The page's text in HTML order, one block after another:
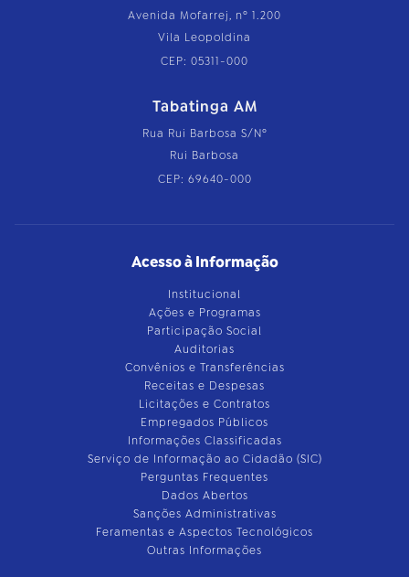
Avenida Mofarrej, nº 1.200
Vila Leopoldina
CEP: 05311-000
Tabatinga AM
Rua Rui Barbosa S/Nº
Rui Barbosa
CEP: 69640-000
Acesso à Informação
Institucional
Ações e Programas
Participação Social
Auditorias
Convênios e Transferências
Receitas e Despesas
Licitações e Contratos
Empregados Públicos
Informações Classificadas
Serviço de Informação ao Cidadão (SIC)
Perguntas Frequentes
Dados Abertos
Sanções Administrativas
Feramentas e Aspectos Tecnológicos
Outras Informações